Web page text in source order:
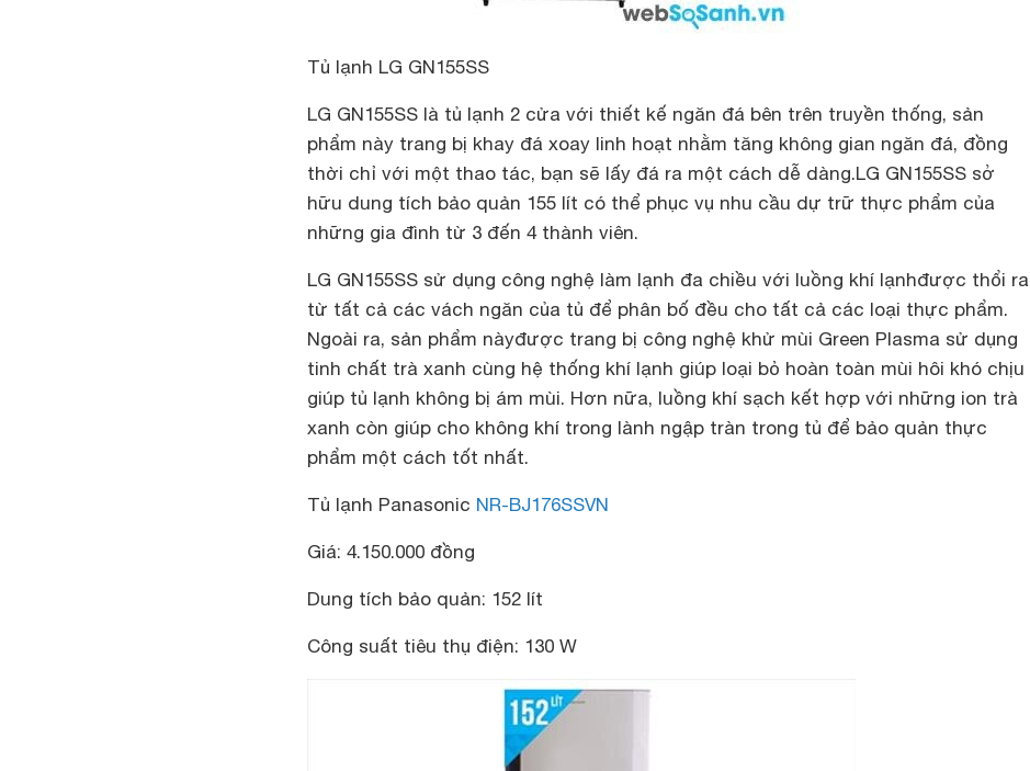
Tủ lạnh LG GN155SS
LG GN155SS là tủ lạnh 2 cửa với thiết kế ngăn đá bên trên truyền thống, sản
phẩm này trang bị khay đá xoay linh hoạt nhằm tăng không gian ngăn đá, đồng
thời chỉ với một thao tác, bạn sẽ lấy đá ra một cách dễ dàng.LG GN155SS sở
hữu dung tích bảo quản 155 lít có thể phục vụ nhu cầu dự trữ thực phẩm của
những gia đình từ 3 đến 4 thành viên.
LG GN155SS sử dụng công nghệ làm lạnh đa chiều với luồng khí lạnhđược thổi ra
từ tất cả các vách ngăn của tủ để phân bố đều cho tất cả các loại thực phẩm.
Ngoài ra, sản phẩm nàyđược trang bị công nghệ khử mùi Green Plasma sử dụng
tinh chất trà xanh cùng hệ thống khí lạnh giúp loại bỏ hoàn toàn mùi hôi khó chịu
giúp tủ lạnh không bị ám mùi. Hơn nữa, luồng khí sạch kết hợp với những ion trà
xanh còn giúp cho không khí trong lành ngập tràn trong tủ để bảo quản thực
phẩm một cách tốt nhất.
Tủ lạnh Panasonic NR-BJ176SSVN
Giá: 4.150.000 đồng
Dung tích bảo quản: 152 lít
Công suất tiêu thụ điện: 130 W